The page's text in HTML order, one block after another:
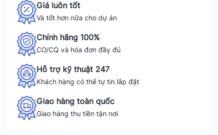
Giá luôn tốt
Và tốt hơn nữa cho dự án
Chính hãng 100%
CO/CQ và hóa đơn đầy đủ
Hỗ trợ kỹ thuật 247
Khách hàng có thể tự tin lắp đặt
Giao hàng toàn quốc
Giao hàng thu tiền tận nơi